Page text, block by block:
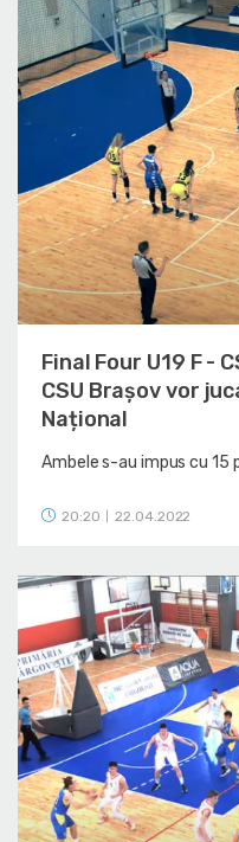
Final Four U19 F -
CSU Brașov vor
Național
Ambele s-au impus cu
20:20 22.04.2022